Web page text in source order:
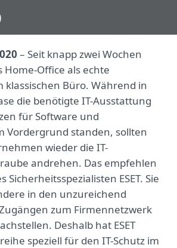
– Seit knapp zwei Wochen
Home-Office als echte
klassischen Büro. Während in
die benötigte IT-Ausstattung
für Software und
Vordergrund standen, sollten
wieder die IT-
andrehen. Das empfehlen
Sicherheitsspezialisten ESET. Sie
in den unzureichend
zum Firmennetzwerk
Deshalb hat ESET
speziell für den IT-Schutz im